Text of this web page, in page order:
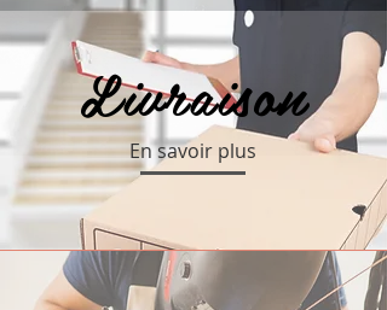
Livraison
En savoir plus